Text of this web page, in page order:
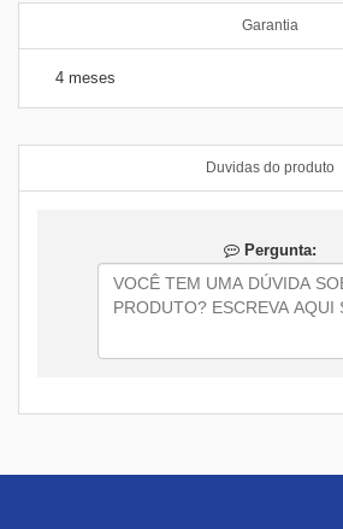
Garantia
4 meses
Duvidas do produto
Pergunta: